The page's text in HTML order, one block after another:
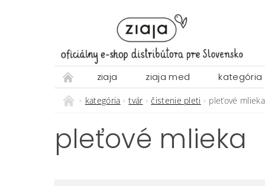
ziaja ziaja med kategória
kategória tvár čistenie pleti pleťové mlieka
pleťové mlieka